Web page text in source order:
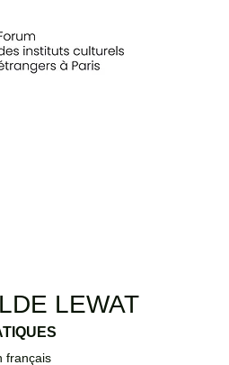
LEWAT
français